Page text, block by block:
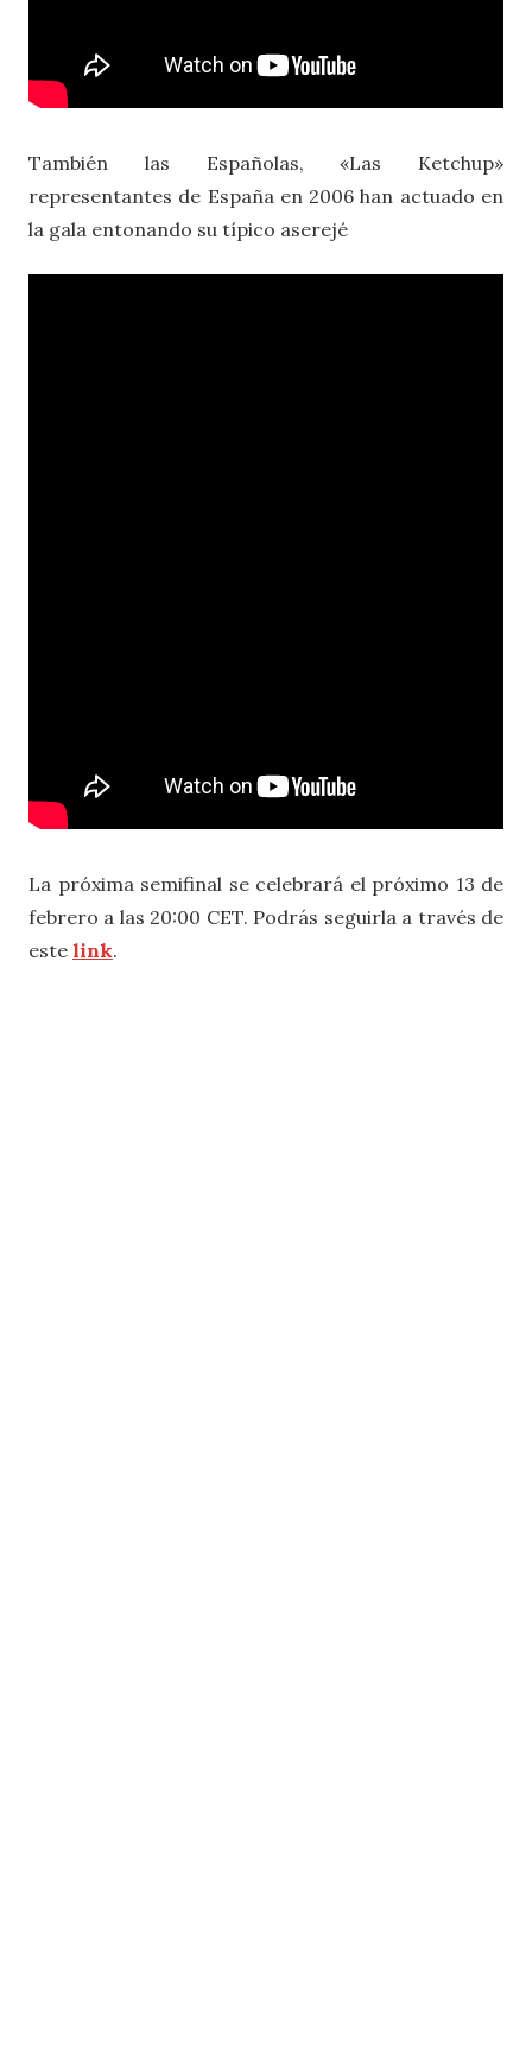
También las Españolas, «Las Ketchup»
representantes de España en 2006 han actuado en
la gala entonando su típico aserejé
La próxima semifinal se celebrará el próximo 13 de
febrero a las 20:00 CET. Podrás seguirla a través de
este link.